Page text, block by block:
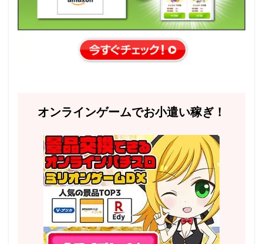
オンラインゲームでお小遣い稼ぎ！